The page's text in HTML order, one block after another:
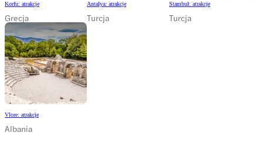
Korfu: atrakcje
Grecja
Antalya: atrakcje
Turcja
Stambuł: atrakcje
Turcja
Vlore: atrakcje
Albania